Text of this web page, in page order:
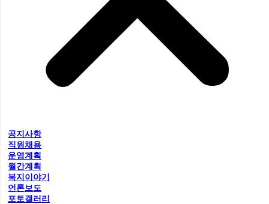
공지사항
직원채용
운영계획
월간계획
복지이야기
언론보도
포토갤러리